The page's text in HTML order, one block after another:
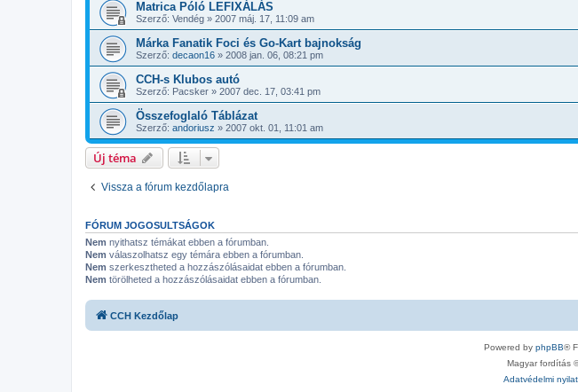
Matrica Póló LEFIXÁLÁS
Szerző: Vendég » 2007 máj. 17, 11:09 am
Márka Fanatik Foci és Go-Kart bajnokság
Szerző: decaon16 » 2008 jan. 06, 08:21 pm
CCH-s Klubos autó
Szerző: Pacsker » 2007 dec. 17, 03:41 pm
Összefoglaló Táblázat
Szerző: andoriusz » 2007 okt. 01, 11:01 am
Új téma
Vissza a fórum kezdőlapra
FÓRUM JOGOSULTSÁGOK
Nem nyithatsz témákat ebben a fórumban.
Nem válaszolhatsz egy témára ebben a fórumban.
Nem szerkesztheted a hozzászólásaidat ebben a fórumban.
Nem törölheted a hozzászólásaidat ebben a fórumban.
CCH Kezdőlap
Powered by phpBB®
Magyar fordítás
Adatvédelmi